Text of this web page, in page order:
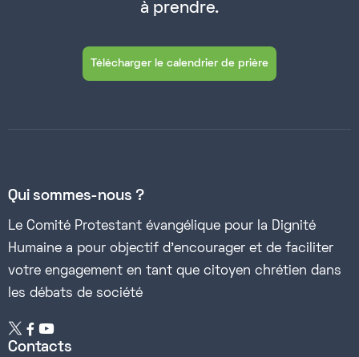
à prendre.
Télécharger le calendrier de prière
Qui sommes-nous ?
Le Comité Protestant évangélique pour la Dignité
Humaine a pour objectif d’encourager et de faciliter
votre engagement en tant que citoyen chrétien dans
les débats de société
 
Contacts